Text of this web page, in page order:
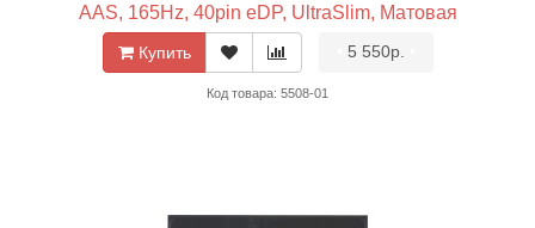
AAS, 165Hz, 40pin eDP, UltraSlim, Матовая
Купить 5 550р.
Код товара: 5508-01